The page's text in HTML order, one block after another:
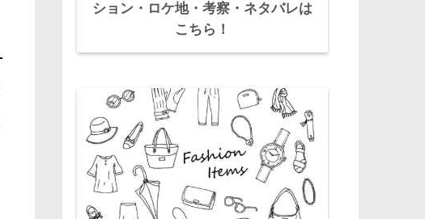
ション・ロケ地・考察・ネタバレは
こちら！